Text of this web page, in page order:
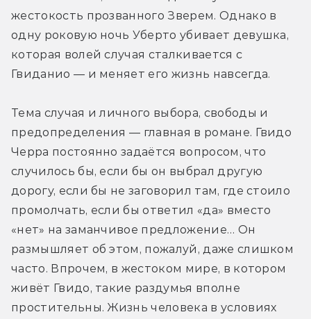
жестокость прозванного Зверем. Однако в
одну роковую ночь Уберто убивает девушка,
которая волей случая сталкивается с
Гвиданио — и меняет его жизнь навсегда.
Тема случая и личного выбора, свободы и
предопределения — главная в романе. Гвидо
Черра постоянно задаётся вопросом, что
случилось бы, если бы он выбрал другую
дорогу, если бы не заговорил там, где стоило
промолчать, если бы ответил «да» вместо
«нет» на заманчивое предложение… Он
размышляет об этом, пожалуй, даже слишком
часто. Впрочем, в жестоком мире, в котором
живёт Гвидо, такие раздумья вполне
простительны. Жизнь человека в условиях